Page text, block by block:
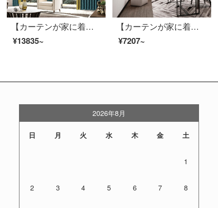
【カーテンが家に着く】現代簡単カーテン製品の黒いシルク高遮光継ぎ手ポリエステルスティーブン定型化ジャカードLDC 20 SSC-74 Sフック/カーテンヘッドを含まない(高さ2.6メートル以内で変更可能)XLのカーテンセット/ダブルオープン(適用窓の幅4.1-1.4メートル)
¥13835~
【カーテンが家に着く】カーテンの完成品の高い遮光率と純情な歳月の純度の高い金の左右にカーテンをつなぎ合わせます。リビングルームの高精密注文ダウンウィンドウLDC 20 SSB-0301 Sフック/カーテンヘッドをくわえません。Sのカーテンセット/ダブルオープン（適用窓幅2.2-2.6メートル）
¥7207~
2026年8月
日 月 火 水 木 金 土
1
2 3 4 5 6 7 8